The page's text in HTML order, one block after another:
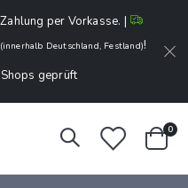
per Vorkasse. |
(innerhalb Deutschland, Festland)!
geprüft
0